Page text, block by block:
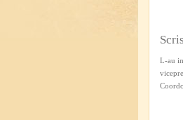
L-au